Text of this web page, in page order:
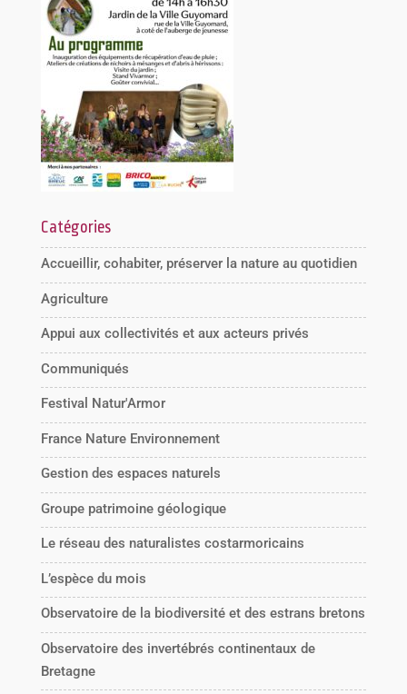
Catégories
Accueillir, cohabiter, préserver la nature au quotidien
Agriculture
Appui aux collectivités et aux acteurs privés
Communiqués
Festival Natur'Armor
France Nature Environnement
Gestion des espaces naturels
Groupe patrimoine géologique
Le réseau des naturalistes costarmoricains
L’espèce du mois
Observatoire de la biodiversité et des estrans bretons
Observatoire des invertébrés continentaux de
Bretagne